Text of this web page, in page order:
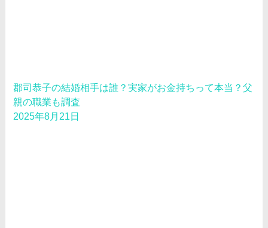
郡司恭子の結婚相手は誰？実家がお金持ちって本当？父
親の職業も調査
2025年8月21日